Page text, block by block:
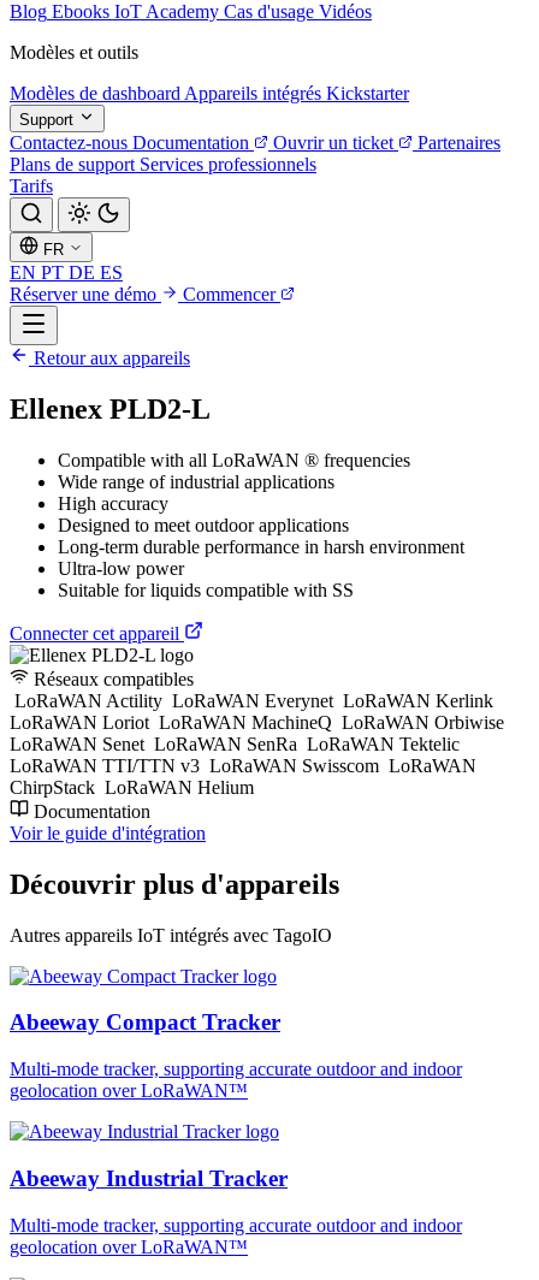
Blog Ebooks IoT Academy Cas d'usage Vidéos
Modèles et outils
Modèles de dashboard Appareils intégrés Kickstarter
Support
Contactez-nous Documentation Ouvrir un ticket
Partenaires
Plans de support Services professionnels
Tarifs
FR
EN PT DE ES
Réserver une démo
Commencer
Retour aux appareils
Ellenex PLD2-L
Compatible with all LoRaWAN ® frequencies
Wide range of industrial applications
High accuracy
Designed to meet outdoor applications
Long-term durable performance in harsh environment
Ultra-low power
Suitable for liquids compatible with SS
Connecter cet appareil
Réseaux compatibles
LoRaWAN Actility LoRaWAN Everynet LoRaWAN Kerlink
LoRaWAN Loriot LoRaWAN MachineQ LoRaWAN Orbiwise
LoRaWAN Senet LoRaWAN SenRa LoRaWAN Tektelic
LoRaWAN TTI/TTN v3 LoRaWAN Swisscom LoRaWAN
ChirpStack LoRaWAN Helium
Documentation
Voir le guide d'intégration
Découvrir plus d'appareils
Autres appareils IoT intégrés avec TagoIO
Abeeway Compact Tracker
Multi-mode tracker, supporting accurate outdoor and indoor
geolocation over LoRaWAN™
Abeeway Industrial Tracker
Multi-mode tracker, supporting accurate outdoor and indoor
geolocation over LoRaWAN™